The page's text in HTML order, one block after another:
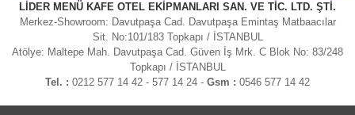
Ürün fiyatı diğer sitelerden daha pahalı.
Bu ürüne benzer farklı alternatifler olmalı.
LİDER MENÜ KAFE OTEL EKİPMANLARI SAN. VE TİC. LTD. ŞTİ.
Merkez-Showroom: Davutpaşa Cad. Davutpaşa Emintaş Matbaacılar
Sit. No:101/183 Topkapı / İSTANBUL
Atölye: Maltepe Mah. Davutpaşa Cad. Güven İş Mrk. C Blok No: 83/248
Topkapı / İSTANBUL
Tel. : 0212 577 14 42 - 577 14 24 - Gsm : 0546 577 14 42